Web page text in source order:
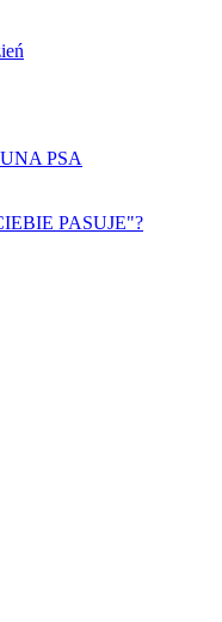
PSA
PASUJE"?